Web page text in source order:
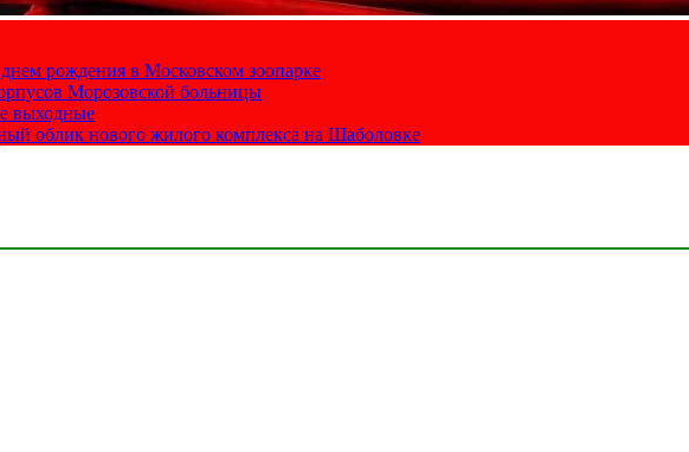
рождения в Московском зоопарке
Морозовской больницы
выходные
облик нового жилого комплекса на Шаболовке